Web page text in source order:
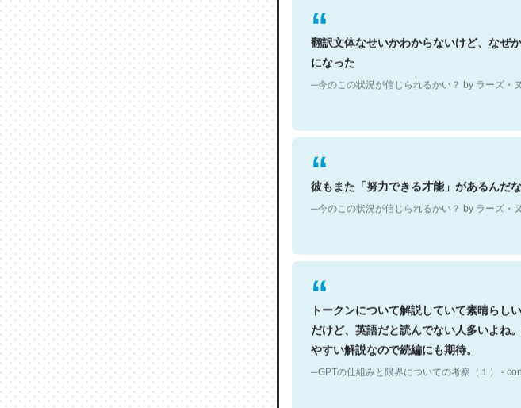
翻訳文体なせいかわからないけど、なぜ
になった
─今のこの状況が信じられるかい？ by ラーズ・ヌ
彼もまた「努力できる才能」があるんだな
─今のこの状況が信じられるかい？ by ラーズ・ヌ
トークンについて解説していて素晴らし
だけど、英語だと読んでない人多いよね
やすい解説なので続編にも期待。
─GPTの仕組みと限界についての考察（１） -